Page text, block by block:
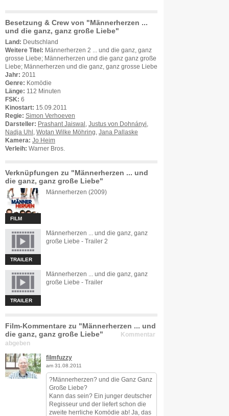
Besetzung & Crew von "Männerherzen ...
und die ganz, ganz große Liebe"
Land: Deutschland
Weitere Titel: Männerherzen 2 ... und die ganz, ganz
grosse Liebe; Männerherzen und die ganz ganz große
Liebe; Männerherzen und die ganz, ganz grosse Liebe
Jahr: 2011
Genre: Komödie
Länge: 112 Minuten
FSK: 6
Kinostart: 15.09.2011
Regie: Simon Verhoeven
Darsteller: Prashant Jaiswal Justus von Dohnányi
Nadja Uhl
Wotan Wilke Möhring Jana Pallaske
Kamera: Jo Heim
Verleih: Warner Bros.
Verknüpfungen zu "Männerherzen ... und
die ganz, ganz große Liebe"
FILM
Männerherzen (2009)
TRAILER
Männerherzen ... und die ganz, ganz
große Liebe - Trailer 2
TRAILER
Männerherzen ... und die ganz, ganz
große Liebe - Trailer
Film-Kommentare zu "Männerherzen ... und
die ganz, ganz große Liebe"
Kommentar
abgeben
filmfuzzy
am 31.08.2011
?Männerherzen? und die Ganz Ganz
Große Liebe?
Kann das sein? Ein junger deutscher
Regisseur und der liefert schon die
zweite herrliche Komödie ab! Ja, das